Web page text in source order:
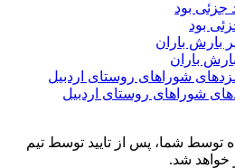
بود
باران
توسط شما، پس از تایید توسط تیم
خواهد شد.